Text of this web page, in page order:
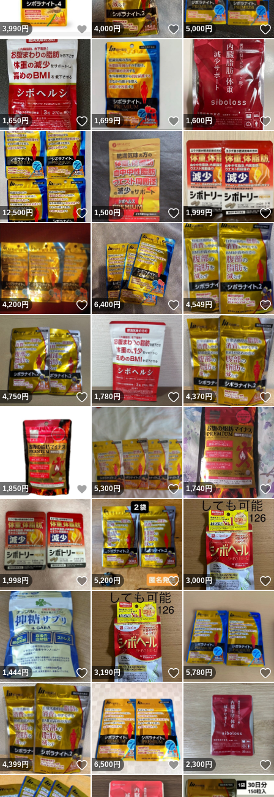
3,990円 いいね！
4,000円 いいね！
5,000円
1,650円 いいね！
1,699円 いいね！
1,600円
12,500円 いいね！
1,500円 いいね！
1,999円
4,200円 いいね！
6,400円 いいね！
4,549円
4,750円 いいね！
1,780円 いいね！
4,370円
1,850 円 いいね！
5,300円 いいね！
1,740円
1,998円 いいね！
5,200円 いいね！
3,000円
1,444円 いいね！
3,190円 いいね！
5,780円
4,399円 いいね！
6,500円 いいね！
2,300円